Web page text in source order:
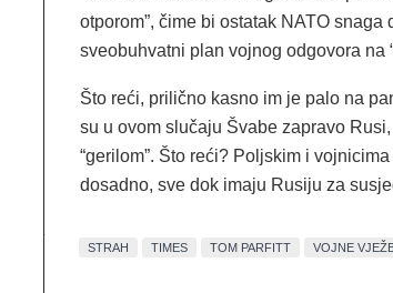
otporom”, čime bi ostatak NATO
sveobuhvatni plan vojnog odgovora na
Što reći, prilično kasno im je palo na
su u ovom slučaju Švabe zapravo
“gerilom”. Što reći? Poljskim i
dosadno, sve dok imaju Rusiju za
STRAH TIMES TOM PARFITT VOJNE